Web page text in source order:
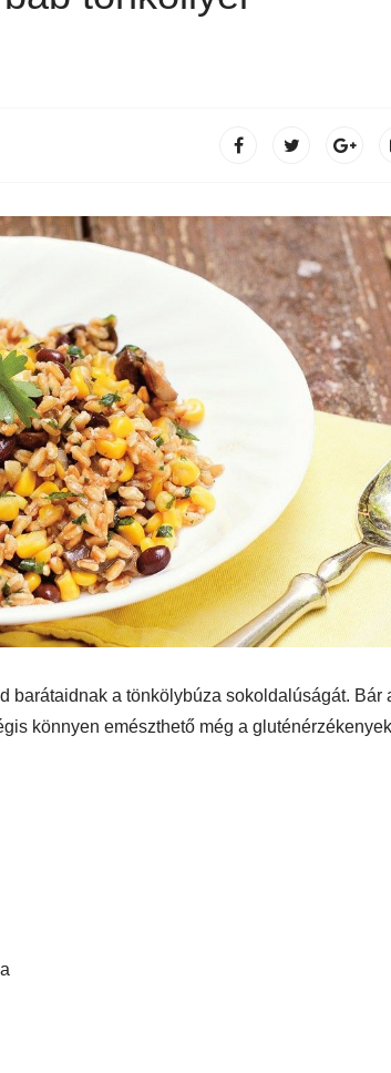
barátaidnak a tönkölybúza sokoldalúságát. Bár
könnyen emészthető még a gluténérzékenyek